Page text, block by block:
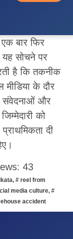
बार फिर
सोचने पर
है कि तकनीक
के दौर
संवेदनाओं और
को
दी
43
, # reel from
media culture, #
accident